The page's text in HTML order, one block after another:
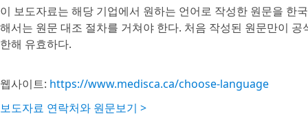
이 보도자료는 해당 기업에서 원하는 언어로 작성한 원문을 한
해서는 원문 대조 절차를 거쳐야 한다. 처음 작성된 원문만이
한해 유효하다.
웹사이트: https://www.medisca.ca/choose-language
보도자료 연락처와 원문보기 >